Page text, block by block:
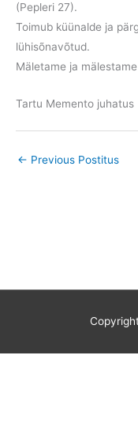
(Pepleri 27).
Toimub küünalde ja
lühisõnavõtud.
Mäletame ja
Tartu Memento juhatus
← Previous Postitus